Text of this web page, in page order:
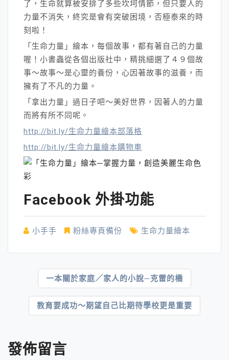
了，生命就算被安排了多些坎坷情節，但只要人的
力量不消失，終究是會有突破困境，否極泰來的時
刻啦！
「生命力量」繪本，每個故事，都有著自己的力量
喔！小書蟲從各個出版社中，精挑細選了４９個故
事～故事～是心靈的養份，心因著故事的滋養，而
擁有了不凡的力量。
「拿出力量」過日子吧～美好世界，因著人的力量
而將有所不同呢。
http://bit.ly/生命力量繪本部落格
http://bit.ly/生命力量繪本購物車
Facebook 外掛功能
小手手 粉絲專頁備份 生命力量繪本
覽
一本關於家庭／家人的小說─克雷的橋
教育要成功～期望自己比期待學校更是重要
發佈留言